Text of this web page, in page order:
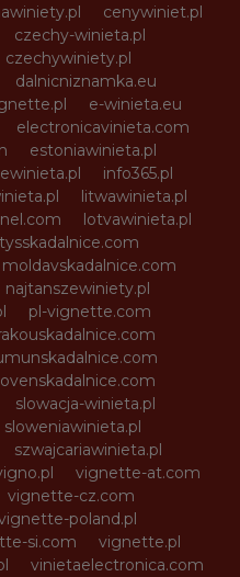
cenywiniet.pl
czechy-winieta.pl
czechywiniety.pl
dalnicniznamka.eu
e-winieta.eu
electronicavinieta.com
estoniawinieta.pl
ewinieta.pl
info365.pl
litwawinieta.pl
lotvawinieta.pl
moldavskadalnice.com
najtanszewiniety.pl
pl-vignette.com
slowacja-winieta.pl
sloweniawinieta.pl
szwajcariawinieta.pl
vignette-at.com
vignette-cz.com
poland.pl
si.com
vignette.pl
vinietaelectronica.com